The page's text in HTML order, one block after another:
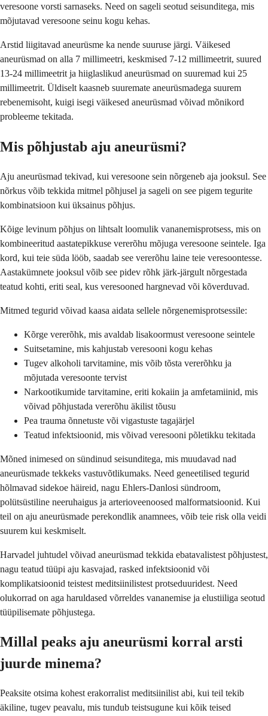
veresoone vorsti sarnaseks. Need on sageli seotud seisunditega, mis
mõjutavad veresoone seinu kogu kehas.
Arstid liigitavad aneurüsme ka nende suuruse järgi. Väikesed
aneurüsmad on alla 7 millimeetri, keskmised 7-12 millimeetrit, suured
13-24 millimeetrit ja hiiglaslikud aneurüsmad on suuremad kui 25
millimeetrit. Üldiselt kaasneb suuremate aneurüsmadega suurem
rebenemisoht, kuigi isegi väikesed aneurüsmad võivad mõnikord
probleeme tekitada.
Mis põhjustab aju aneurüsmi?
Aju aneurüsmad tekivad, kui veresoone sein nõrgeneb aja jooksul. See
nõrkus võib tekkida mitmel põhjusel ja sageli on see pigem tegurite
kombinatsioon kui üksainus põhjus.
Kõige levinum põhjus on lihtsalt loomulik vananemisprotsess, mis on
kombineeritud aastatepikkuse vererõhu mõjuga veresoone seintele. Iga
kord, kui teie süda lööb, saadab see vererõhu laine teie veresoontesse.
Aastakümnete jooksul võib see pidev rõhk järk-järgult nõrgestada
teatud kohti, eriti seal, kus veresooned hargnevad või kõverduvad.
Mitmed tegurid võivad kaasa aidata sellele nõrgenemisprotsessile:
Kõrge vererõhk, mis avaldab lisakoormust veresoone seintele
Suitsetamine, mis kahjustab veresooni kogu kehas
Tugev alkoholi tarvitamine, mis võib tõsta vererõhku ja
mõjutada veresoonte tervist
Narkootikumide tarvitamine, eriti kokaiin ja amfetamiinid, mis
võivad põhjustada vererõhu äkilist tõusu
Pea trauma õnnetuste või vigastuste tagajärjel
Teatud infektsioonid, mis võivad veresooni põletikku tekitada
Mõned inimesed on sündinud seisunditega, mis muudavad nad
aneurüsmade tekkeks vastuvõtlikumaks. Need geneetilised tegurid
hõlmavad sidekoe häireid, nagu Ehlers-Danlosi sündroom,
polütsüstiline neeruhaigus ja arterioveenoosed malformatsioonid. Kui
teil on aju aneurüsmade perekondlik anamnees, võib teie risk olla veidi
suurem kui keskmiselt.
Harvadel juhtudel võivad aneurüsmad tekkida ebatavalistest põhjustest,
nagu teatud tüüpi aju kasvajad, rasked infektsioonid või
komplikatsioonid teistest meditsiinilistest protseduuridest. Need
olukorrad on aga haruldased võrreldes vananemise ja elustiiliga seotud
tüüpilisemate põhjustega.
Millal peaks aju aneurüsmi korral arsti
juurde minema?
Peaksite otsima kohest erakorralist meditsiinilist abi, kui teil tekib
äkiline, tugev peavalu, mis tundub teistsugune kui kõik teised